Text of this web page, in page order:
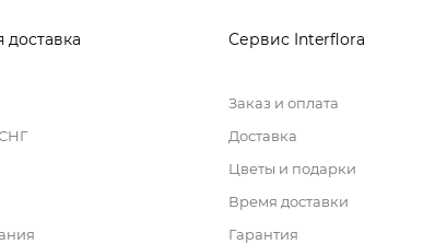
Сервис Interflora
Заказ и оплата
Доставка
Цветы и подарки
Время доставки
Гарантия